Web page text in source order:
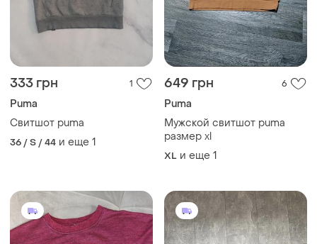
333 грн 1
Puma
Свитшот puma
36 / S / 44 и еще 1
649 грн 6
Puma
Мужской свитшот puma
размер xl
XL и еще 1